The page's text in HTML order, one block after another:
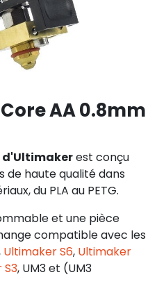
AA 0.8mm
d'Ultimakerest conçu
de haute qualité dans
du PLA au PETG.
et une pièce
compatible avec les
Ultimaker S6, Ultimaker
, UM3 et (UM3